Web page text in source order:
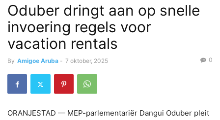
Oduber dringt aan op snelle
invoering regels voor
vacation rentals
By Amigoe Aruba - 7 oktober, 2025 0
ORANJESTAD — MEP-parlementariër Dangui Oduber pleit